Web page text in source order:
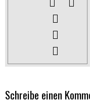
Schreibe einen